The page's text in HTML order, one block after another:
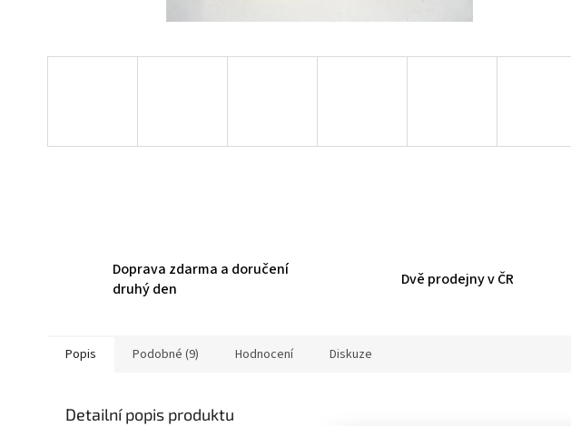
Doprava zdarma a doručení
druhý den
Dvě prodejny v ČR
Popis Podobné (9) Hodnocení Diskuze
Detailní popis produktu